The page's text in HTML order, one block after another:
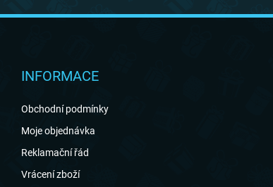
INFORMACE
Obchodní podmínky
Moje objednávka
Reklamační řád
Vrácení zboží